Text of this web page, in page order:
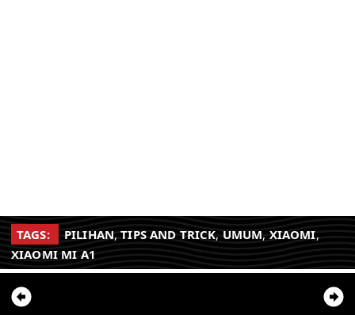
TAGS: PILIHAN,TIPS AND TRICK, UMUM, XIAOMI,
XIAOMI MI A1